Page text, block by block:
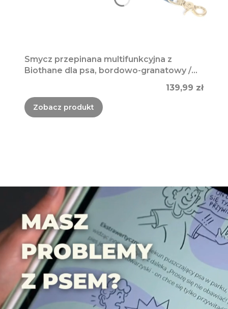
Smycz przepinana multifunkcyjna z
Biothane dla psa, bordowo-granatowy /
Cena
139,99 zł
Zobacz produkt